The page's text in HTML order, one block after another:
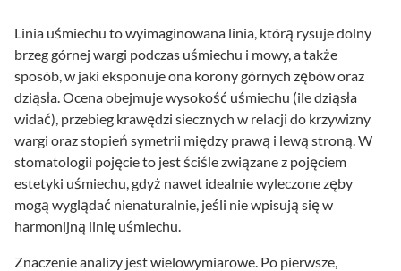
Linia uśmiechu to wyimaginowana linia, którą rysuje dolny
brzeg górnej wargi podczas uśmiechu i mowy, a także
sposób, w jaki eksponuje ona korony górnych zębów oraz
dziąsła. Ocena obejmuje wysokość uśmiechu (ile dziąsła
widać), przebieg krawędzi siecznych w relacji do krzywizny
wargi oraz stopień symetrii między prawą i lewą stroną. W
stomatologii pojęcie to jest ściśle związane z pojęciem
estetyki uśmiechu, gdyż nawet idealnie wyleczone zęby
mogą wyglądać nienaturalnie, jeśli nie wpisują się w
harmonijną linię uśmiechu.
Znaczenie analizy jest wielowymiarowe. Po pierwsze,